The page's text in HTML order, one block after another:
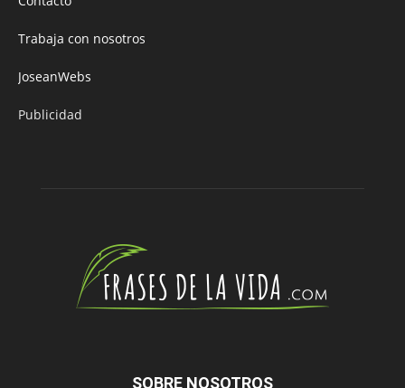
Trabaja con nosotros
JoseanWebs
Publicidad
SOBRE NOSOTROS